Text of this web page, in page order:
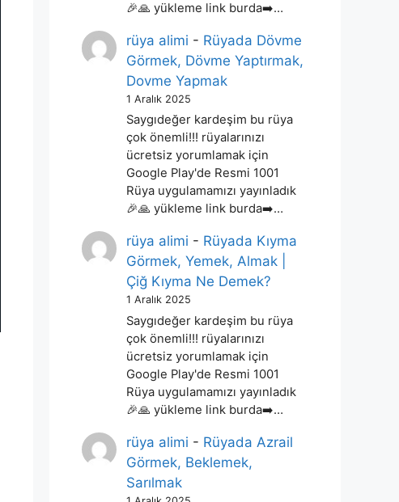
🎉🙏 yükleme link burda➡️…
rüya alimi - Rüyada Dövme
Görmek, Dövme Yaptırmak,
Dovme Yapmak
1 Aralık 2025
Saygıdeğer kardeşim bu rüya
çok önemli!!! rüyalarınızı
ücretsiz yorumlamak için
Google Play'de Resmi 1001
Rüya uygulamamızı yayınladık
🎉🙏 yükleme link burda➡️…
rüya alimi - Rüyada Kıyma
Görmek, Yemek, Almak |
Çiğ Kıyma Ne Demek?
1 Aralık 2025
Saygıdeğer kardeşim bu rüya
çok önemli!!! rüyalarınızı
ücretsiz yorumlamak için
Google Play'de Resmi 1001
Rüya uygulamamızı yayınladık
🎉🙏 yükleme link burda➡️…
rüya alimi - Rüyada Azrail
Görmek, Beklemek,
Sarılmak